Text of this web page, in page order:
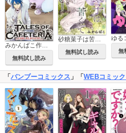
みかんばこ作品集「テイルズ オブ カフェテリア」
無料試し読み
無料試し読み 無
「 バンブーコミックス 」「 WEBコミッ